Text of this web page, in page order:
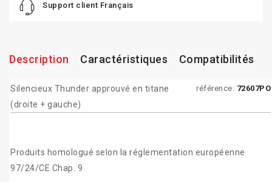
Support client Français
Description Caractéristiques Compatibilités
référence: 72607PO
Silencieux Thunder approuvé en titane
(droite + gauche)
Produits homologué selon la réglementation européenne
97/24/CE Chap. 9